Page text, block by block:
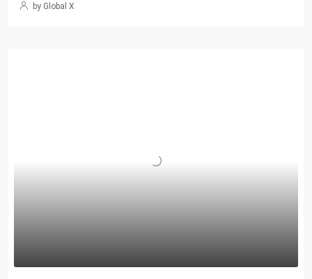
by Global X